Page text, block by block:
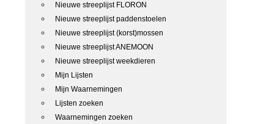
Nieuwe streeplijst FLORON
Nieuwe streeplijst paddenstoelen
Nieuwe streeplijst (korst)mossen
Nieuwe streeplijst ANEMOON
Nieuwe streeplijst weekdieren
Mijn Lijsten
Mijn Waarnemingen
Lijsten zoeken
Waarnemingen zoeken